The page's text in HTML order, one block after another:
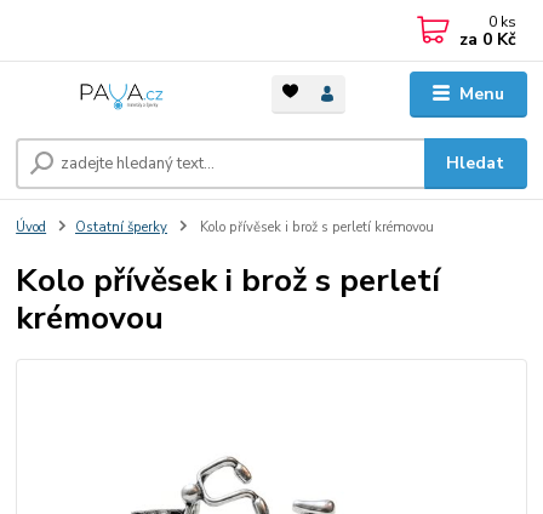
Menu
Hledat
0 ks
za 0 Kč
Úvod Ostatní šperky Kolo přívěsek i brož s perletí krémovou
Kolo přívěsek i brož s perletí
krémovou